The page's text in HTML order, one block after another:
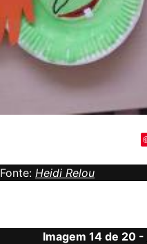
Fonte: Heidi Relou
Imagem 14 de 20 -